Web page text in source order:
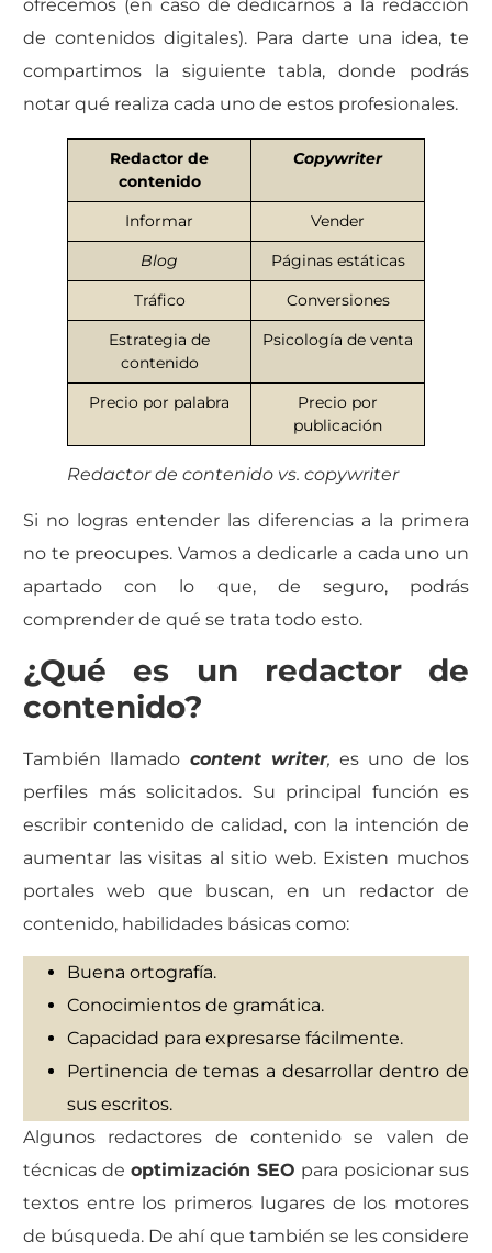
ofrecemos (en caso de dedicarnos a la redacción
de contenidos digitales). Para darte una idea, te
compartimos la siguiente tabla, donde podrás
notar qué realiza cada uno de estos profesionales.
Redactor de
contenido
Copywriter
Informar
Vender
Blog
Páginas estáticas
Tráfico
Conversiones
Estrategia de
contenido
Psicología de venta
Precio por palabra
Precio por
publicación
Redactor de contenido vs. copywriter
Si no logras entender las diferencias a la primera
no te preocupes. Vamos a dedicarle a cada uno un
apartado con lo que, de seguro, podrás
comprender de qué se trata todo esto.
¿Qué es un redactor de
contenido?
También llamado content writer,es uno de los
perfiles más solicitados. Su principal función es
escribir contenido de calidad, con la intención de
aumentar las visitas al sitio web. Existen muchos
portales web que buscan, en un redactor de
contenido, habilidades básicas como:
Buena ortografía.
Conocimientos de gramática.
Capacidad para expresarse fácilmente.
Pertinencia de temas a desarrollar dentro de
sus escritos.
Algunos redactores de contenido se valen de
técnicas de optimización SEO para posicionar sus
textos entre los primeros lugares de los motores
de búsqueda. De ahí que también se les considere